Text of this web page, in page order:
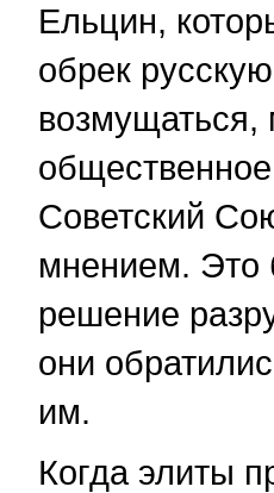
Ельцин,
обрек
возмущаться,
Советский
мнением. Это
решение
они
им.
Когда элиты